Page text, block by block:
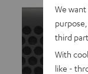
We
third
With
like -